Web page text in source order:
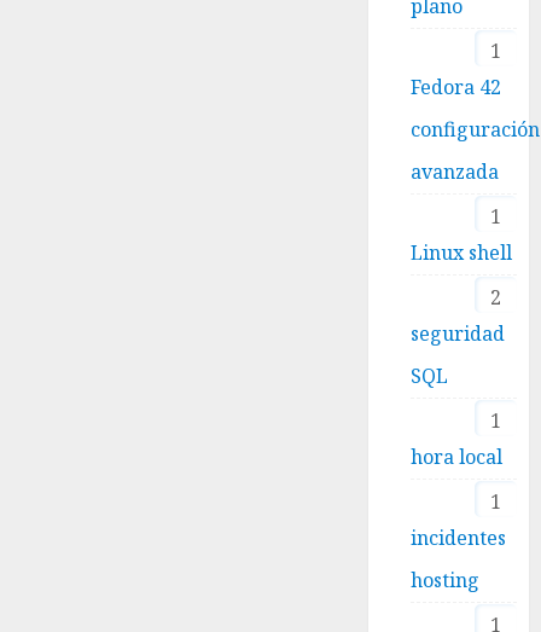
plano
1
Fedora 42
configuración
avanzada
1
Linux shell
2
seguridad
SQL
1
hora local
1
incidentes
hosting
1